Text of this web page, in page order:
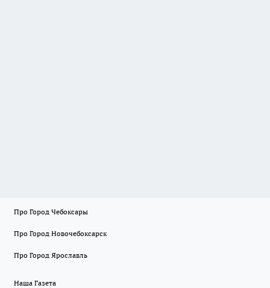
Про Город Чебоксары
Про Город Новочебоксарск
Про Город Ярославль
Наша Газета